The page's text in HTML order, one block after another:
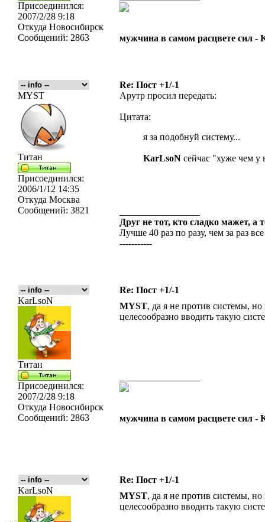
Присоединился:
2007/2/28 9:18
Откуда Новосибирск
Сообщений: 2863 мужчина в самом расцвете сил -
Re: Пост +1/-1
MYST
Титан
Присоединился:
2006/1/12 14:35
Откуда Москва
Сообщений: 3821
Арутр просил передать:
Цитата:
я за подобнуй систему...
KarLsoN сейчас "хуже чем у
Друг не тот, кто сладко мажет, а
Лучше 40 раз по разу, чем за раз
-----------
Re: Пост +1/-1
KarLsoN
Титан
Присоединился:
2007/2/28 9:18
Откуда Новосибирск
Сообщений: 2863
MYST, да я не против системы,
целесообразно вводить такую
мужчина в самом расцвете сил -
Re: Пост +1/-1
KarLsoN
MYST, да я не против системы,
целесообразно вводить такую